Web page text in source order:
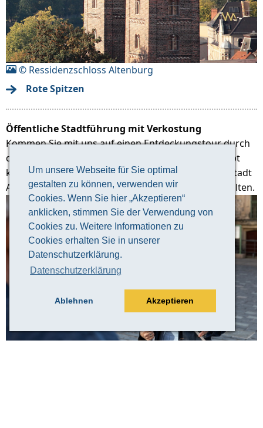
Um unsere Webseite für Sie optimal
gestalten zu können, verwenden wir
Cookies. Wenn Sie hier „Akzeptieren“
anklicken, stimmen Sie der Verwendung von
Cookies zu. Weitere Informationen zu
Cookies erhalten Sie in unserer
Datenschutzerklärung.
Datenschutzerklärung
Ablehnen Akzeptieren
© Ressidenzschloss Altenburg
Rote Spitzen
Öffentliche Stadtführung mit Verkostung
Kommen Sie mit uns auf einen Entdeckungstour durch
die ehemalige Residenz der Wettiner Fürsten. Es gibt
keine bessere Art, einen guten Überblick über die Stadt
Altenburg und ihre 1000-jährige Geschichte zu erhalten.